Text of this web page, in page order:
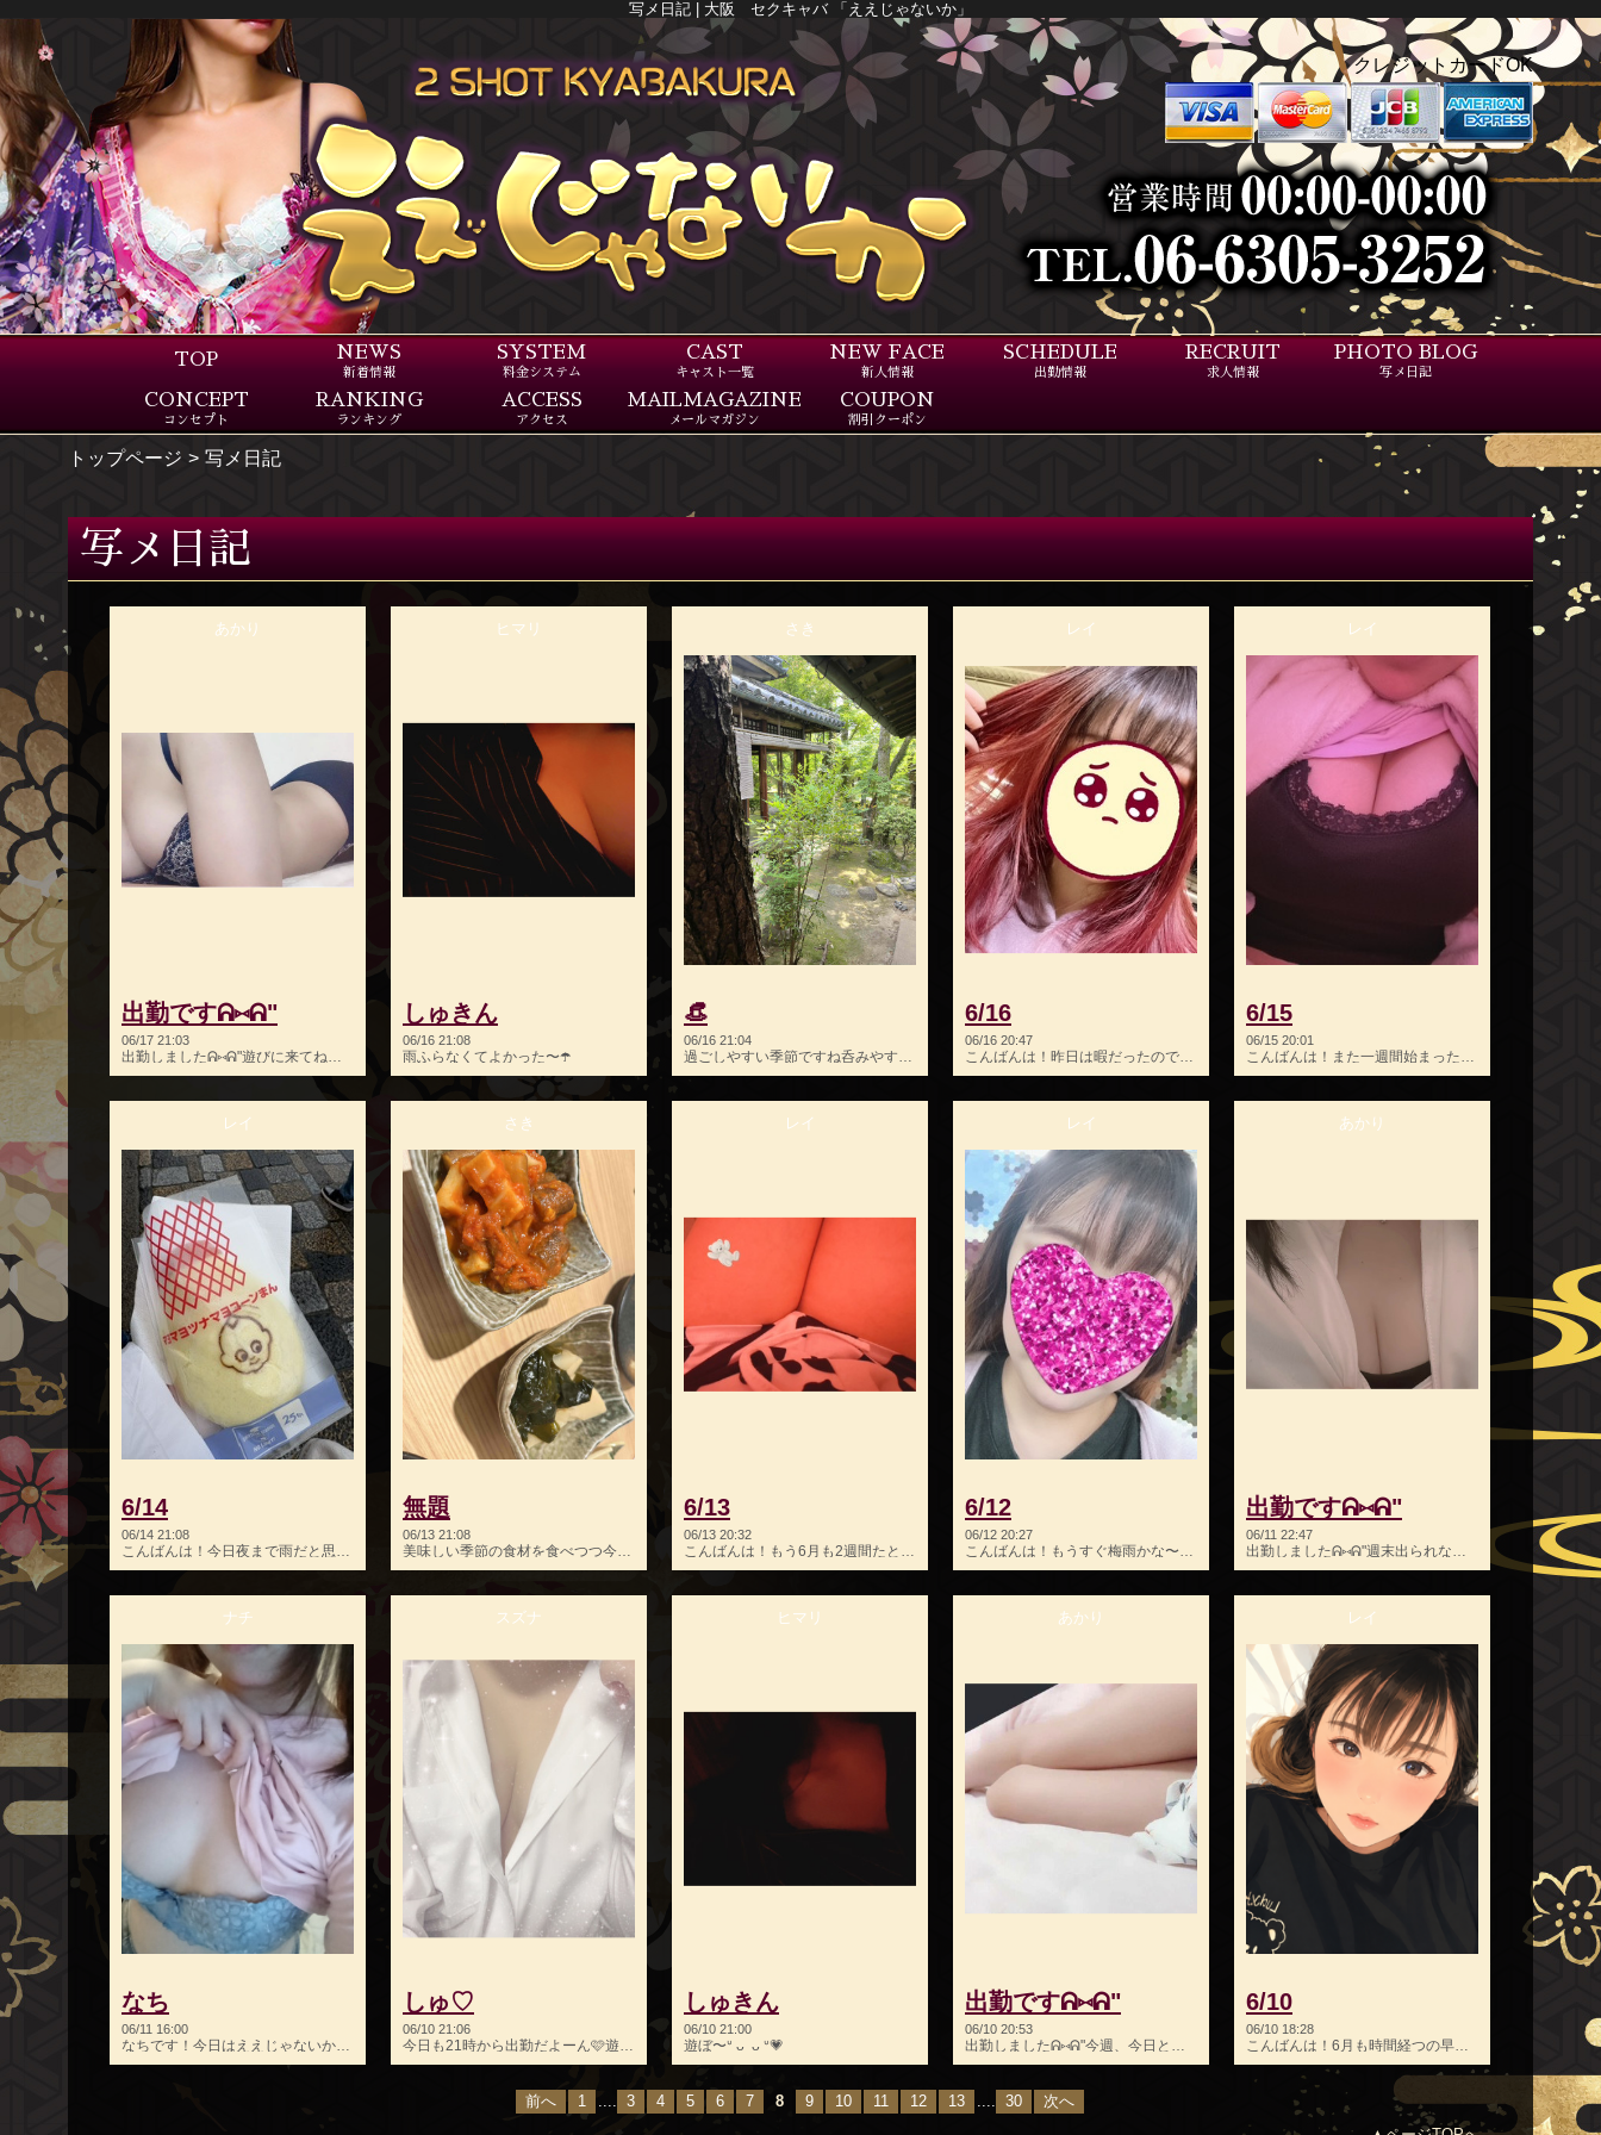
写メ日記 | 大阪 セクキャバ 「ええじゃないか」
クレジットカードOK
TOP NEWS
新着情報
SYSTEM
料金システム
CAST
キャスト一覧
NEW FACE
新人情報
SCHEDULE
出勤情報
RECRUIT
求人情報
PHOTO BLOG
写メ日記
CONCEPT
コンセプト
RANKING
ランキング
ACCESS
アクセス
MAILMAGAZINE
メールマガジン
COUPON
割引クーポン
トップページ 写メ日記
写メ日記
あかり
出勤ですᕱ⑅︎ᕱ"
06/17 21:03
出勤しましたᕱ⑅︎ᕱ"遊びに来てねー！
ヒマリ
しゅきん
06/16 21:08
雨ふらなくてよかった〜☂️
さき
👒
06/16 21:04
過ごしやすい季節ですね呑みやすい季節でもありますね❕その帰…
レイ
6/16
06/16 20:47
こんばんは！昨日は暇だったので今日は忙しいと嬉しいな( *´…
レイ
6/15
06/15 20:01
こんばんは！また一週間始まった〜今週も頑張ります♪今日も出…
レイ
6/14
06/14 21:08
こんばんは！今日夜まで雨だと思ってたら降らなくてよかった…
さき
無題
06/13 21:08
美味しい季節の食材を食べつつ今日もお待ちしております🙇‍♀️
レイ
6/13
06/13 20:32
こんばんは！もう6月も2週間たとうとしてますね！早いな〜💦今…
レイ
6/12
06/12 20:27
こんばんは！もうすぐ梅雨かな〜？？行く時に雨降るの嫌です…
あかり
出勤ですᕱ⑅︎ᕱ"
06/11 22:47
出勤しましたᕱ⑅︎ᕱ"週末出られないので遊びに来てねえ( ⸝⸝⸝ʚ̴̶…
ナチ
なち
06/11 16:00
なちです！今日はええじゃないかにいますよ～✨今日も素敵なお…
スズナ
しゅ♡
06/10 21:06
今日も21時から出勤だよーん🩷遊びにきてね🥰💋suzuna♡
ヒマリ
しゅきん
06/10 21:00
遊ぼ〜ᐡ ̳ᴗ ̫ ᴗ ̳ᐡ💗
あかり
出勤ですᕱ⑅︎ᕱ"
06/10 20:53
出勤しましたᕱ⑅︎ᕱ"今週、今日と明日のみです◟( ᵒ̴̶̷̥́ ·̫ ᵒ̴̶…
レイ
6/10
06/10 18:28
こんばんは！6月も時間経つの早いな〜もう10日もたってる！今…
前へ 1 .... 3 4 5 6 7 8 9 10 11 12 13 .... 30
次へ